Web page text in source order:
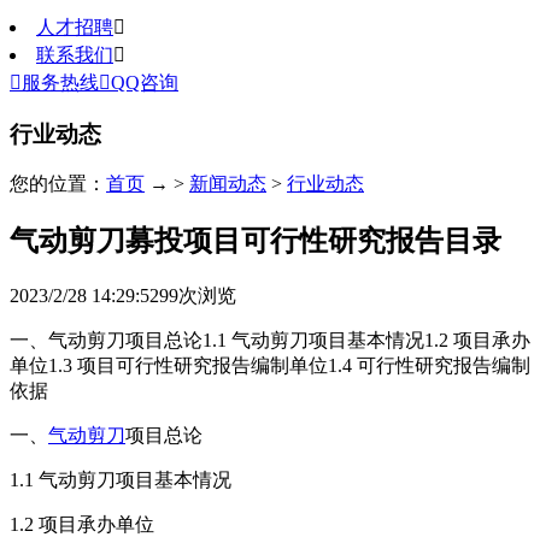
人才招聘
联系我们
 服务热线QQ咨询
行业动态
您的位置： 首页 → > 新闻动态 > 行业动态
气动剪刀募投项目可行性研究报告目录
2023/2/28 14:29:5299次浏览
一、气动剪刀项目总论1.1 气动剪刀项目基本情况1.2 项目承办
单位1.3 项目可行性研究报告编制单位1.4 可行性研究报告编制
依据
一、 气动剪刀项目总论
1.1 气动剪刀项目基本情况
1.2 项目承办单位